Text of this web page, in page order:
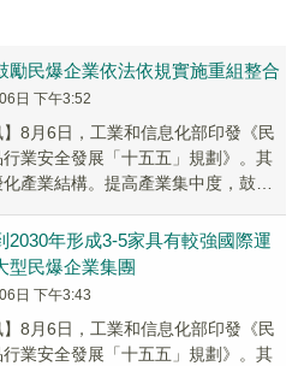
勵民爆企業依法依規實施重組整合
日 下午3:52
】8月6日，工業和信息化部印發《民
行業安全發展「十五五」規劃》。其
產業結構。提高產業集中度，鼓勵
2030年形成3-5家具有較強國際運
型民爆企業集團
日 下午3:43
】8月6日，工業和信息化部印發《民
行業安全發展「十五五」規劃》。其